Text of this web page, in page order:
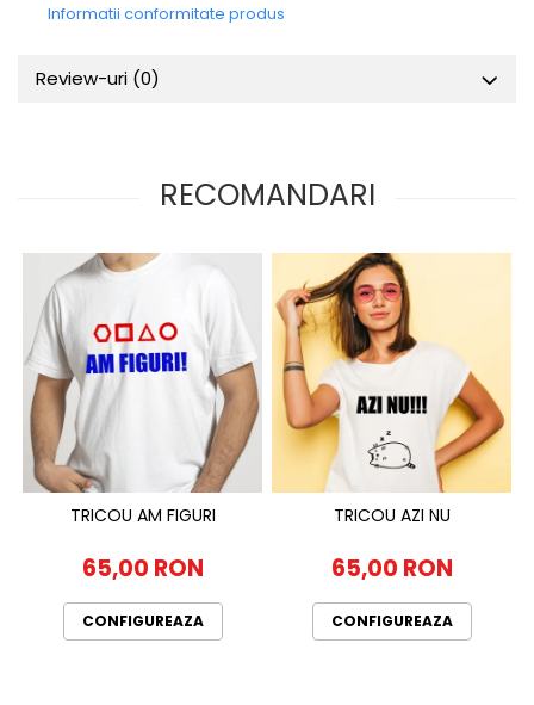
Informatii conformitate produs
Review-uri (0)
RECOMANDARI
TRICOU AM FIGURI
65,00 RON
CONFIGUREAZA
TRICOU AZI NU
65,00 RON
CONFIGUREAZA